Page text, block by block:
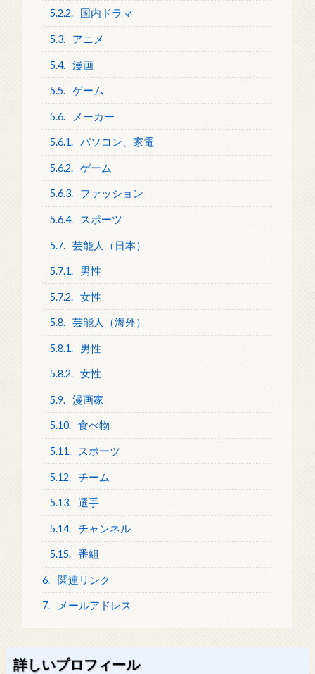
5.2.2. 国内ドラマ
5.3. アニメ
5.4. 漫画
5.5. ゲーム
5.6. メーカー
5.6.1. パソコン、家電
5.6.2. ゲーム
5.6.3. ファッション
5.6.4. スポーツ
5.7. 芸能人（日本）
5.7.1. 男性
5.7.2. 女性
5.8. 芸能人（海外）
5.8.1. 男性
5.8.2. 女性
5.9. 漫画家
5.10. 食べ物
5.11. スポーツ
5.12. チーム
5.13. 選手
5.14. チャンネル
5.15. 番組
6. 関連リンク
7. メールアドレス
詳しいプロフィール